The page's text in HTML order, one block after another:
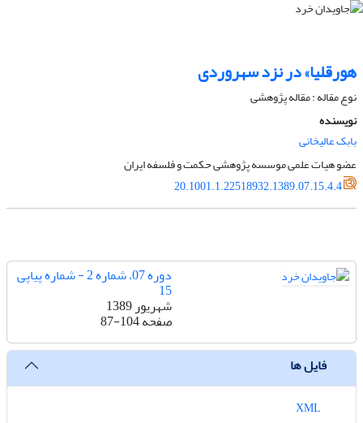
هورقلیا» در نزد سهروردی
نوع مقاله : مقاله پژوهشی
نویسنده
بابک عالیخانی
عضو هیات علمی موسسه پژوهشی حکمت و فلسفه ایران
20.1001.1.22518932.1389.07.15.4.4
دوره 07، شماره 2 - شماره پیاپی
15
شهریور 1389
صفحه87-104
فایل ها